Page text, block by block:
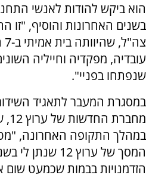
הוא ביקש להודות לאנשי
בשנים האחרונות והוסיף, "זו
עובדיה, מפקדיה וחייליה
שנפתחו בפניי".
במסגרת המעבר לתאגיד השידור
במהלך התקופה האחרונה,
המסך של ערוץ 12
הזדמנויות בבמות שכמעט שום